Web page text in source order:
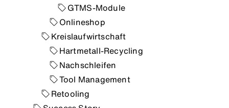
GTMS-Module
Onlineshop
Kreislaufwirtschaft
Hartmetall-Recycling
Nachschleifen
Tool Management
Retooling